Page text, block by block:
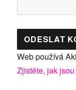
Web používá
Zjistěte, jak